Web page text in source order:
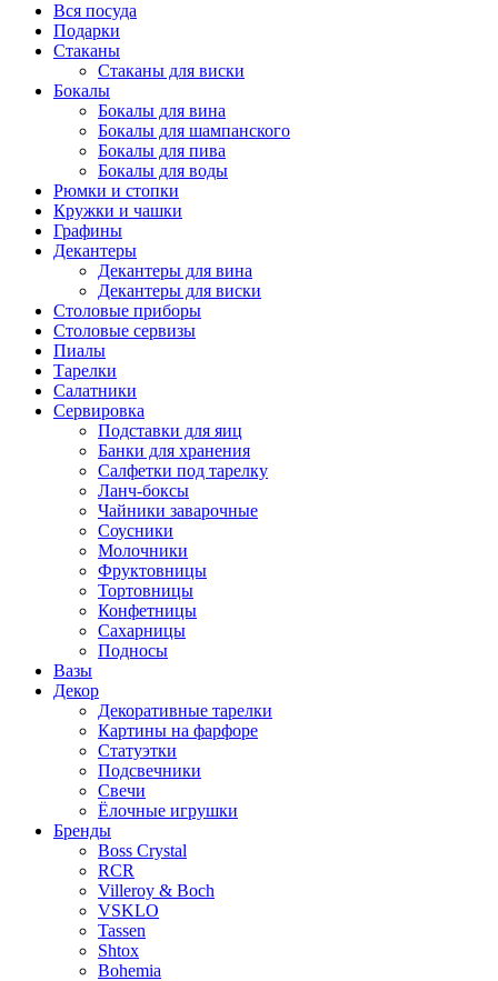
Вся посуда
Подарки
Стаканы
Стаканы для виски
Бокалы
Бокалы для вина
Бокалы для шампанского
Бокалы для пива
Бокалы для воды
Рюмки и стопки
Кружки и чашки
Графины
Декантеры
Декантеры для вина
Декантеры для виски
Столовые приборы
Столовые сервизы
Пиалы
Тарелки
Салатники
Сервировка
Подставки для яиц
Банки для хранения
Салфетки под тарелку
Ланч-боксы
Чайники заварочные
Соусники
Молочники
Фруктовницы
Тортовницы
Конфетницы
Сахарницы
Подносы
Вазы
Декор
Декоративные тарелки
Картины на фарфоре
Статуэтки
Подсвечники
Свечи
Ёлочные игрушки
Бренды
Boss Crystal
RCR
Villeroy & Boch
VSKLO
Tassen
Shtox
Bohemia